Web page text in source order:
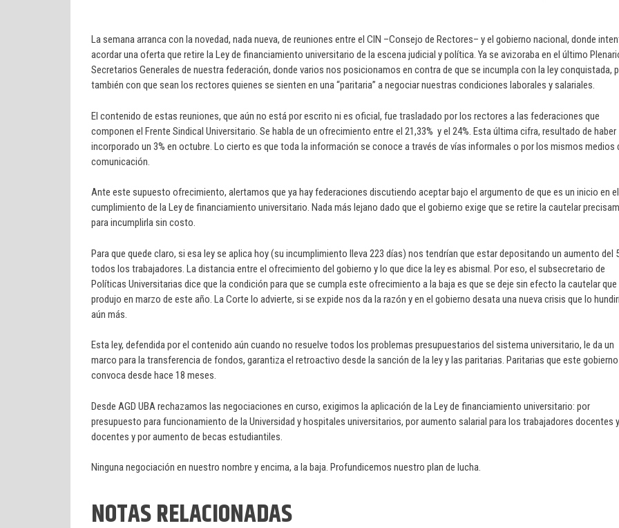
La semana arranca con la novedad, nada nueva, de reuniones entre el CIN –Consejo de Rectores– y el gobierno nacional, donde
acordar una oferta que retire la Ley de financiamiento universitario de la escena judicial y política. Ya se avizoraba en el último
Secretarios Generales de nuestra federación, donde varios nos posicionamos en contra de que se incumpla con la ley conquistada,
también con que sean los rectores quienes se sienten en una “paritaria” a negociar nuestras condiciones laborales y salariales.
El contenido de estas reuniones, que aún no está por escrito ni es oficial, fue trasladado por los rectores a las federaciones que
componen el Frente Sindical Universitario. Se habla de un ofrecimiento entre el 21,33% y el 24%. Esta última cifra, resultado de haber
incorporado un 3% en octubre. Lo cierto es que toda la información se conoce a través de vías informales o por los mismos medios
comunicación.
Ante este supuesto ofrecimiento, alertamos que ya hay federaciones discutiendo aceptar bajo el argumento de que es un inicio en el
cumplimiento de la Ley de financiamiento universitario. Nada más lejano dado que el gobierno exige que se retire la cautelar
para incumplirla sin costo.
Para que quede claro, si esa ley se aplica hoy (su incumplimiento lleva 223 días) nos tendrían que estar depositando un aumento del
todos los trabajadores. La distancia entre el ofrecimiento del gobierno y lo que dice la ley es abismal. Por eso, el subsecretario de
Políticas Universitarias dice que la condición para que se cumpla este ofrecimiento a la baja es que se deje sin efecto la cautelar que
produjo en marzo de este año. La Corte lo advierte, si se expide nos da la razón y en el gobierno desata una nueva crisis que lo
aún más.
Esta ley, defendida por el contenido aún cuando no resuelve todos los problemas presupuestarios del sistema universitario, le da un
marco para la transferencia de fondos, garantiza el retroactivo desde la sanción de la ley y las paritarias. Paritarias que este
convoca desde hace 18 meses.
Desde AGD UBA rechazamos las negociaciones en curso, exigimos la aplicación de la Ley de financiamiento universitario: por
presupuesto para funcionamiento de la Universidad y hospitales universitarios, por aumento salarial para los trabajadores docentes
docentes y por aumento de becas estudiantiles.
Ninguna negociación en nuestro nombre y encima, a la baja. Profundicemos nuestro plan de lucha.
NOTAS RELACIONADAS